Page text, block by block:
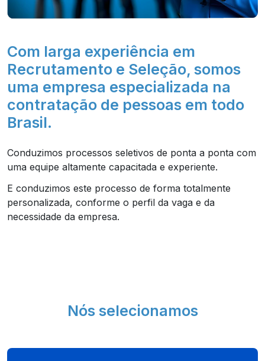
Com larga experiência em
Recrutamento e Seleção, somos
uma empresa especializada na
contratação de pessoas em todo
Brasil.
Conduzimos processos seletivos de ponta a ponta com
uma equipe altamente capacitada e experiente.
E conduzimos este processo de forma totalmente
personalizada, conforme o perfil da vaga e da
necessidade da empresa.
Nós selecionamos